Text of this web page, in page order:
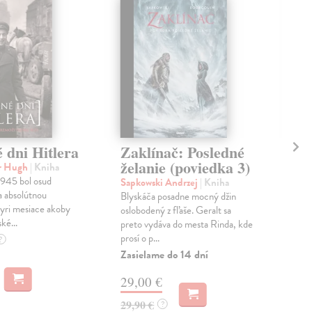
dni Hitlera
Hugh | Kniha
bol osud
mesiace akoby
Zaklínač: Posledné
želanie (poviedka 3)
Sapkowski Andrzej | Kniha
Blyskáča posadne mocný džin
oslobodený z fľaše. Geralt sa
preto vydáva do mesta Rinda, kde
prosí o p...
Zasielame do 14 dní
29,00 €
29,90 € ?